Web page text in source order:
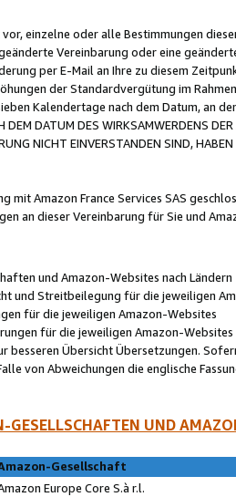
einzelne oder alle Bestimmungen
Vereinbarung oder eine
per E-Mail an Ihre zu diesem
der Standardvergütung im
Kalendertage nach dem Datum, an
DEM DATUM DES WIRKSAMWERDENS
NICHT EINVERSTANDEN SIND,
mit Amazon France Services SAS
an dieser Vereinbarung für Sie und
und Amazon-Websites nach Ländern
und Streitbeilegung für die jeweiligen
für die jeweiligen Amazon-Websites
für die jeweiligen Amazon-Websites
besseren Übersicht Übersetzungen.
von Abweichungen die englische
UND
Gesellschaft
Europe Core S.à r.l.